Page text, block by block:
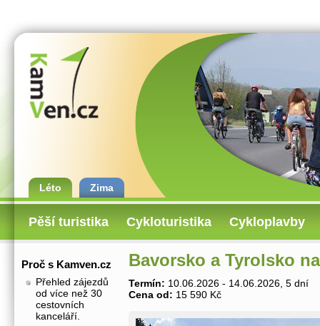
Léto Zima
Pěší turistika Cykloturistika Cykloplavby
Proč s Kamven.cz
Přehled zájezdů
od více než 30
cestovních
kanceláří.
Bavorsko a Tyrolsko
Termín: 10.06.2026 - 14.06.2026, 5 dní
Cena od: 15 590 Kč